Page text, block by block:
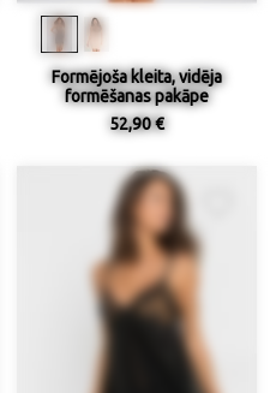
Formējoša kleita, vidēja
formēšanas pakāpe
52,90 €